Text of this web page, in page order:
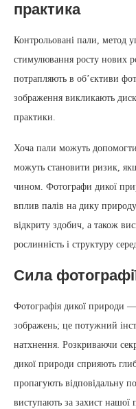
практика
Контрольовані пали, метод
стимулювання росту нових
потрапляють в об’єктиви
зображення викликають
практики.
Хоча пали можуть
можуть становити ризик,
чином. Фотографи дикої
вплив палів на дику
відкриту здобич, а також
рослинність і структуру
Сила
Фотографія дикої природи
зображень; це потужний
натхнення. Розкриваючи
дикої природи сприяють
пропагують відповідальну
виступають за захист нашої